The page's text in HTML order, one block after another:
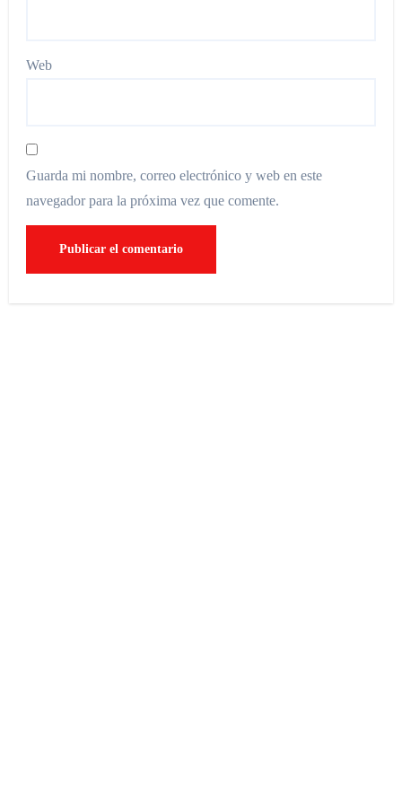
Web
Guarda mi nombre, correo electrónico y web en este
navegador para la próxima vez que comente.